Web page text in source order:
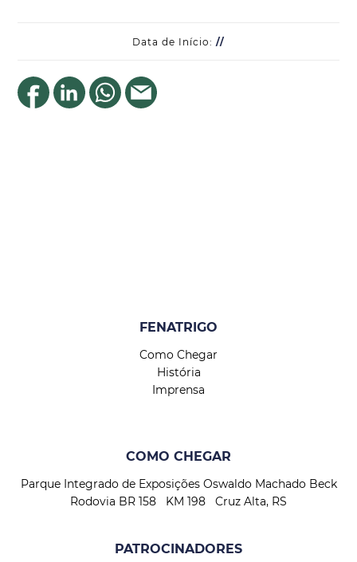
Data de Início: //
FENATRIGO
Como Chegar
História
Imprensa
COMO CHEGAR
Parque Integrado de Exposições Oswaldo Machado Beck
Rodovia BR 158 KM 198 Cruz Alta, RS
PATROCINADORES